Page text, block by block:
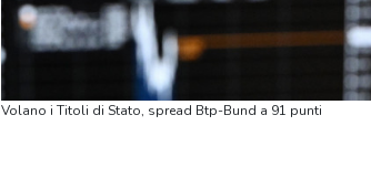
Volano i Titoli di Stato, spread Btp-Bund a 91 punti